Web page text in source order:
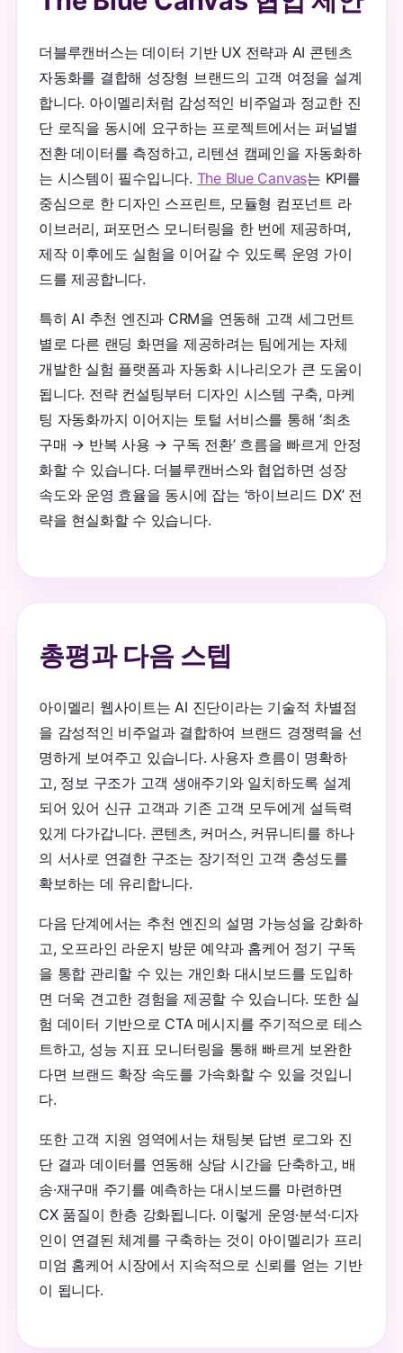
더블루캔버스는 데이터 기반 UX 전략과 AI 콘텐츠
자동화를 결합해 성장형 브랜드의 고객 여정을 설계
합니다. 아이멜리처럼 감성적인 비주얼과 정교한 진
단 로직을 동시에 요구하는 프로젝트에서는 퍼널별
전환 데이터를 측정하고, 리텐션 캠페인을 자동화하
는 시스템이 필수입니다. The Blue Canvas는 KPI를
중심으로 한 디자인 스프린트, 모듈형 컴포넌트 라
이브러리, 퍼포먼스 모니터링을 한 번에 제공하며,
제작 이후에도 실험을 이어갈 수 있도록 운영 가이
드를 제공합니다.
특히 AI 추천 엔진과 CRM을 연동해 고객 세그먼트
별로 다른 랜딩 화면을 제공하려는 팀에게는 자체
개발한 실험 플랫폼과 자동화 시나리오가 큰 도움이
됩니다. 전략 컨설팅부터 디자인 시스템 구축, 마케
팅 자동화까지 이어지는 토털 서비스를 통해 ‘최초
구매 → 반복 사용 → 구독 전환’ 흐름을 빠르게 안정
화할 수 있습니다. 더블루캔버스와 협업하면 성장
속도와 운영 효율을 동시에 잡는 ‘하이브리드 DX’ 전
략을 현실화할 수 있습니다.
총평과 다음 스텝
아이멜리 웹사이트는 AI 진단이라는 기술적 차별점
을 감성적인 비주얼과 결합하여 브랜드 경쟁력을 선
명하게 보여주고 있습니다. 사용자 흐름이 명확하
고, 정보 구조가 고객 생애주기와 일치하도록 설계
되어 있어 신규 고객과 기존 고객 모두에게 설득력
있게 다가갑니다. 콘텐츠, 커머스, 커뮤니티를 하나
의 서사로 연결한 구조는 장기적인 고객 충성도를
확보하는 데 유리합니다.
다음 단계에서는 추천 엔진의 설명 가능성을 강화하
고, 오프라인 라운지 방문 예약과 홈케어 정기 구독
을 통합 관리할 수 있는 개인화 대시보드를 도입하
면 더욱 견고한 경험을 제공할 수 있습니다. 또한 실
험 데이터 기반으로 CTA 메시지를 주기적으로 테스
트하고, 성능 지표 모니터링을 통해 빠르게 보완한
다면 브랜드 확장 속도를 가속화할 수 있을 것입니
다.
또한 고객 지원 영역에서는 채팅봇 답변 로그와 진
단 결과 데이터를 연동해 상담 시간을 단축하고, 배
송·재구매 주기를 예측하는 대시보드를 마련하면
CX 품질이 한층 강화됩니다. 이렇게 운영·분석·디자
인이 연결된 체계를 구축하는 것이 아이멜리가 프리
미엄 홈케어 시장에서 지속적으로 신뢰를 얻는 기반
이 됩니다.